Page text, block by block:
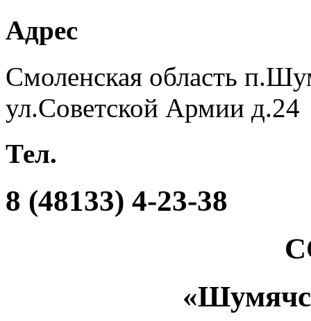
Адрес
Смоленская область
ул.Советской Армии д.24
Тел.
8 (48133) 4-23-38